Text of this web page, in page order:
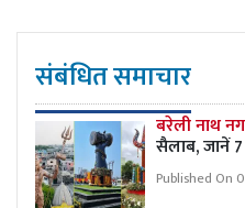
संबंधित समाचार
बरेली नाथ
सैलाब, जानें 7
Published On